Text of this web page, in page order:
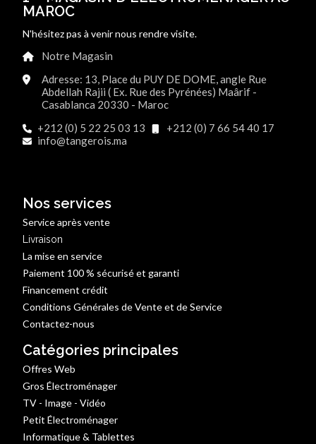
MAROC
N'hésitez pas à venir nous rendre visite.
Notre Magasin
Adresse: 13, Place du PUY DE DOME, angle Rue
Abdellah Rajii ( Ex. Rue des Pyrénées) Maârif -
Casablanca 20330 - Maroc
+212 (0) 5 22 25 03 13
+212 (0) 7 66 54 40 17
info@tangerois.ma
Nos services
Service après vente
Livraison
La mise en service
Paiement 100 % sécurisé et garanti
Financement crédit
Conditions Générales de Vente et de Service
Contactez-nous
Catégories principales
Offres Web
Gros Électroménager
TV - Image - Vidéo
Petit Électroménager
Informatique & Tablettes